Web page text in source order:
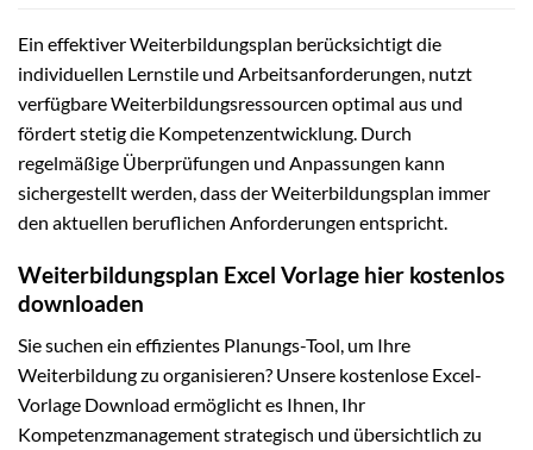
Ein effektiver Weiterbildungsplan berücksichtigt die
individuellen Lernstile und Arbeitsanforderungen, nutzt
verfügbare Weiterbildungsressourcen optimal aus und
fördert stetig die Kompetenzentwicklung. Durch
regelmäßige Überprüfungen und Anpassungen kann
sichergestellt werden, dass der Weiterbildungsplan immer
den aktuellen beruflichen Anforderungen entspricht.
Weiterbildungsplan Excel Vorlage hier kostenlos
downloaden
Sie suchen ein effizientes Planungs-Tool, um Ihre
Weiterbildung zu organisieren? Unsere kostenlose Excel-
Vorlage Download ermöglicht es Ihnen, Ihr
Kompetenzmanagement strategisch und übersichtlich zu